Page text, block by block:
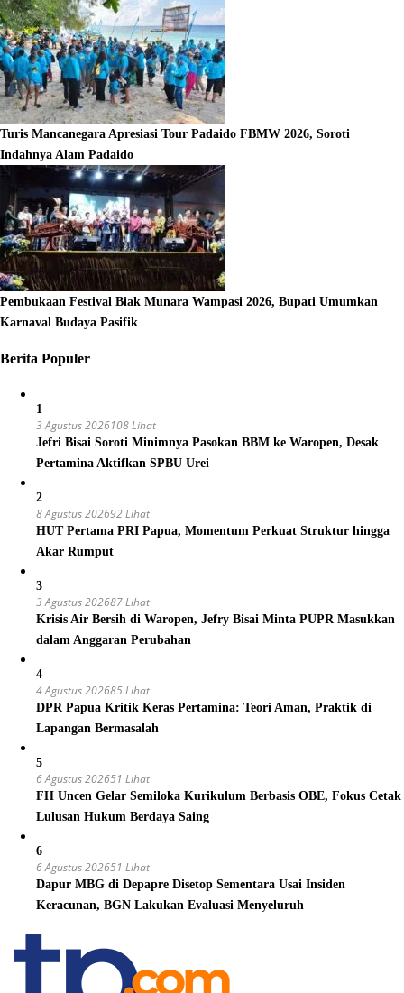
Turis Mancanegara Apresiasi Tour Padaido FBMW 2026, Soroti
Indahnya Alam Padaido
Pembukaan Festival Biak Munara Wampasi 2026, Bupati Umumkan
Karnaval Budaya Pasifik
Berita Populer
1
3 Agustus 2026108 Lihat
Jefri Bisai Soroti Minimnya Pasokan BBM ke Waropen, Desak
Pertamina Aktifkan SPBU Urei
2
8 Agustus 202692 Lihat
HUT Pertama PRI Papua, Momentum Perkuat Struktur hingga
Akar Rumput
3
3 Agustus 202687 Lihat
Krisis Air Bersih di Waropen, Jefry Bisai Minta PUPR Masukkan
dalam Anggaran Perubahan
4
4 Agustus 202685 Lihat
DPR Papua Kritik Keras Pertamina: Teori Aman, Praktik di
Lapangan Bermasalah
5
6 Agustus 202651 Lihat
FH Uncen Gelar Semiloka Kurikulum Berbasis OBE, Fokus Cetak
Lulusan Hukum Berdaya Saing
6
6 Agustus 202651 Lihat
Dapur MBG di Depapre Disetop Sementara Usai Insiden
Keracunan, BGN Lakukan Evaluasi Menyeluruh